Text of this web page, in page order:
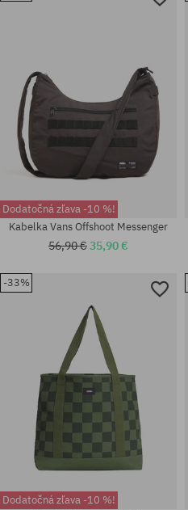
univerzálna veľkosť
Dodatočná zľava -10 %!
Kabelka Vans Offshoot Messenger
56,90 €35,90 €
-33%
Dodatočná zľava -10 %!